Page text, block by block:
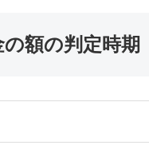
の額の判定時期